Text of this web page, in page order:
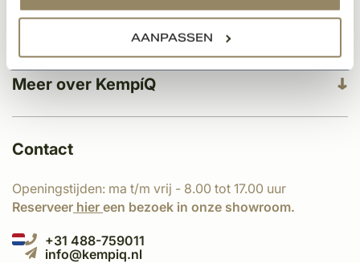
AANPASSEN
Meer over KempíQ
Categorieën
Contact
Openingstijden: ma t/m vrij - 8.00 tot 17.00 uur
Reserveer hier een bezoek in onze showroom.
+31 488-759011
info@kempiq.nl